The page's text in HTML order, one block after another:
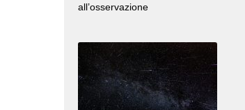
all’osservazione